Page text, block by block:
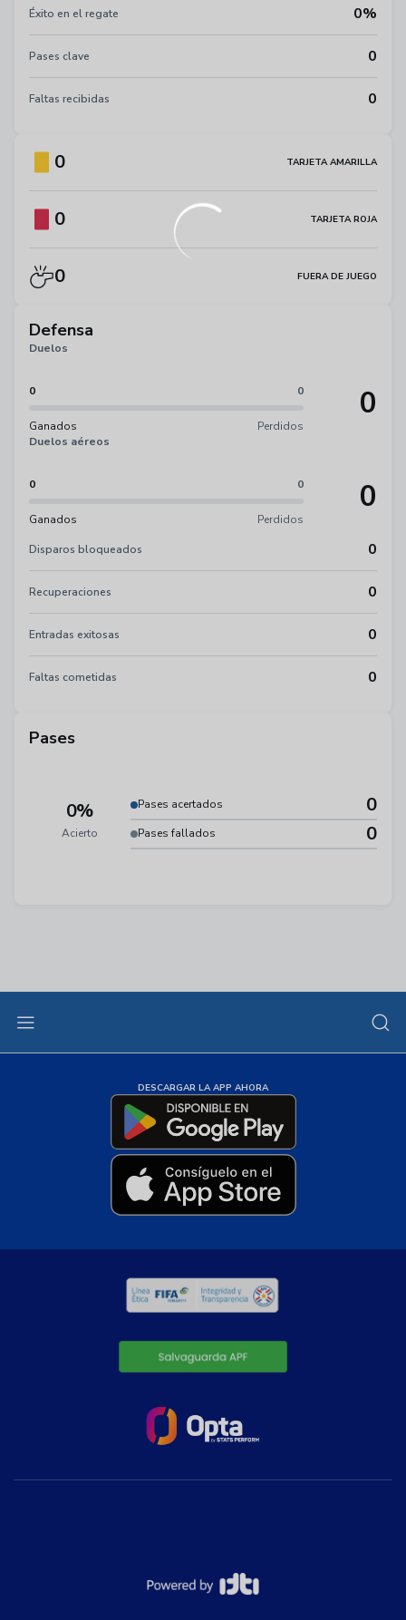
Éxito en el regate 0%
Pases clave 0
Faltas recibidas 0
0 TARJETA AMARILLA
0 TARJETA ROJA
0 FUERA DE JUEGO
Defensa
Duelos
0 0
Ganados Perdidos
0
Duelos aéreos
0 0
Ganados Perdidos
0
Disparos bloqueados 0
Recuperaciones 0
Entradas exitosas 0
Faltas cometidas 0
Pases
0%
Acierto
Pases acertados 0
Pases fallados 0
DESCARGAR LA APP AHORA